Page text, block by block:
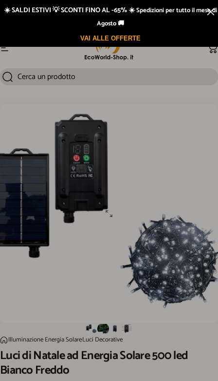
Vai direttamente ai contenuti
Navigazione del sito
CercaCerca un prodotto
HomeIlluminazione Energia SolareLuci Decorative
Luci di Natale ad Energia Solare 500 led Bianco Freddo
LucidiNataleadEnergiaSolare500led
BiancoFreddo
☀️ SALDI ESTIVI 💡 SCONTI FINO AL -65% ☀️Spedizioni per tutto il mese di
Agosto 🚚
VAI ALLE OFFERTE